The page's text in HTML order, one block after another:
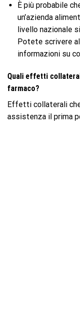
È più probabile
un’azienda
livello nazionale
Potete scrivere
informazioni su
Quali effetti
farmaco?
Effetti collaterali
assistenza il prima